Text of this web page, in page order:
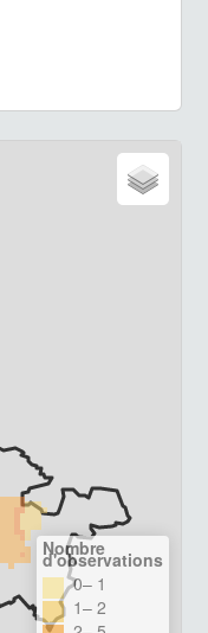
Nombre
d'observations
0– 1
1– 2